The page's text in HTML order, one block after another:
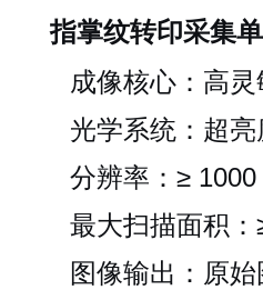
指掌纹转印采集
成像核心：高
光学系统：超
分辨率：≥
最大扫描面积
图像输出：原